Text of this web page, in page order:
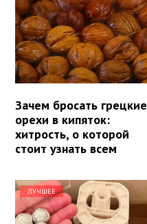
Зачем бросать грецкие
орехи в кипяток:
хитрость, о которой
стоит узнать всем
ЛУЧШЕЕ